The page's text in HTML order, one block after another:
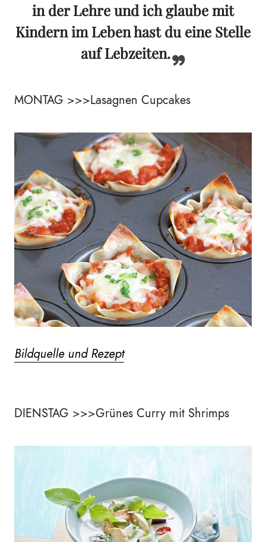
in der Lehre und ich glaube mit
Kindern im Leben hast du eine Stelle
auf Lebzeiten.
MONTAG >>>Lasagnen Cupcakes
Bildquelle und Rezept
DIENSTAG >>>Grünes Curry mit Shrimps